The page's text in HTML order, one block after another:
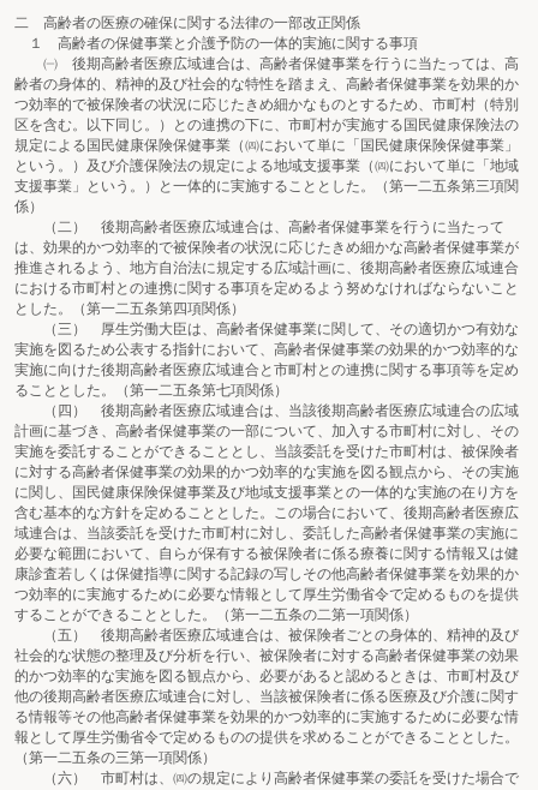
二 高齢者の医療の確保に関する法律の一部改正関係
１ 高齢者の保健事業と介護予防の一体的実施に関する事項
㈠ 後期高齢者医療広域連合は、高齢者保健事業を行うに当たっては、高
齢者の身体的、精神的及び社会的な特性を踏まえ、高齢者保健事業を効果的か
つ効率的で被保険者の状況に応じたきめ細かなものとするため、市町村（特別
区を含む。以下同じ。）との連携の下に、市町村が実施する国民健康保険法の
規定による国民健康保険保健事業（㈣において単に「国民健康保険保健事業」
という。）及び介護保険法の規定による地域支援事業（㈣において単に「地域
支援事業」という。）と一体的に実施することとした。（第一二五条第三項関
係）
（二） 後期高齢者医療広域連合は、高齢者保健事業を行うに当たって
は、効果的かつ効率的で被保険者の状況に応じたきめ細かな高齢者保健事業が
推進されるよう、地方自治法に規定する広域計画に、後期高齢者医療広域連合
における市町村との連携に関する事項を定めるよう努めなければならないこと
とした。（第一二五条第四項関係）
（三） 厚生労働大臣は、高齢者保健事業に関して、その適切かつ有効な
実施を図るため公表する指針において、高齢者保健事業の効果的かつ効率的な
実施に向けた後期高齢者医療広域連合と市町村との連携に関する事項等を定め
ることとした。（第一二五条第七項関係）
（四） 後期高齢者医療広域連合は、当該後期高齢者医療広域連合の広域
計画に基づき、高齢者保健事業の一部について、加入する市町村に対し、その
実施を委託することができることとし、当該委託を受けた市町村は、被保険者
に対する高齢者保健事業の効果的かつ効率的な実施を図る観点から、その実施
に関し、国民健康保険保健事業及び地域支援事業との一体的な実施の在り方を
含む基本的な方針を定めることとした。この場合において、後期高齢者医療広
域連合は、当該委託を受けた市町村に対し、委託した高齢者保健事業の実施に
必要な範囲において、自らが保有する被保険者に係る療養に関する情報又は健
康診査若しくは保健指導に関する記録の写しその他高齢者保健事業を効果的か
つ効率的に実施するために必要な情報として厚生労働省令で定めるものを提供
することができることとした。（第一二五条の二第一項関係）
（五） 後期高齢者医療広域連合は、被保険者ごとの身体的、精神的及び
社会的な状態の整理及び分析を行い、被保険者に対する高齢者保健事業の効果
的かつ効率的な実施を図る観点から、必要があると認めるときは、市町村及び
他の後期高齢者医療広域連合に対し、当該被保険者に係る医療及び介護に関す
る情報等その他高齢者保健事業を効果的かつ効率的に実施するために必要な情
報として厚生労働省令で定めるものの提供を求めることができることとした。
（第一二五条の三第一項関係）
（六） 市町村は、㈣の規定により高齢者保健事業の委託を受けた場合で